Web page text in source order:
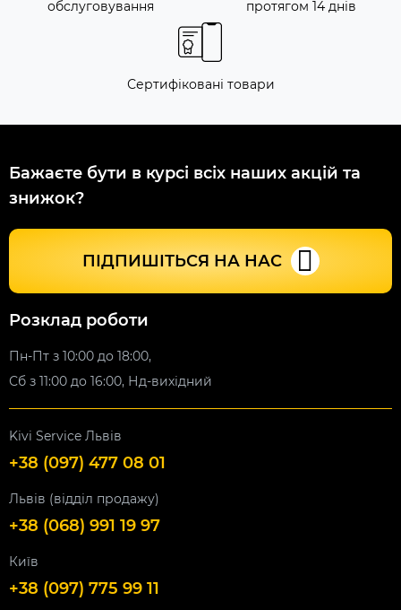
обслуговування
протягом 14 днів
Сертифіковані товари
Бажаєте бути в курсі всіх наших акцій та
знижок?
ПІДПИШІТЬСЯ НА НАС
Розклад роботи
Пн-Пт з 10:00 до 18:00,
Сб з 11:00 до 16:00, Нд-вихідний
Kivi Service Львів
+38 (097) 477 08 01
Львів (відділ продажу)
+38 (068) 991 19 97
Київ
+38 (097) 775 99 11